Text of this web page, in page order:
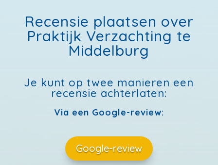
Recensie plaatsen over
Praktijk Verzachting te
Middelburg
Je kunt op twee manieren een
recensie achterlaten:
Via een Google-review:
Google-review